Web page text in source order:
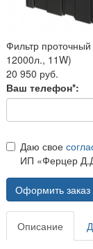
Фильтр
12000л., 11W)
20 950 руб.
Ваш телефон*:
Даю свое
ИП «Ферцер
Оформить заказ
Описание